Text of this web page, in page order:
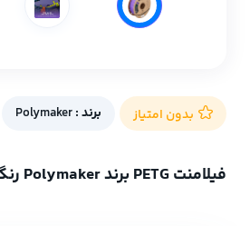
بدون امتیاز برند :Polymaker
فیلامنت PETG برند Polymaker رنگ بنفش